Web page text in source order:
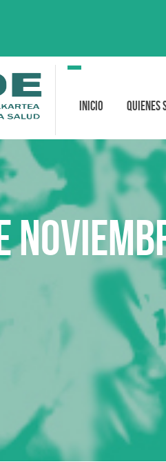
Toggle
Inicio Quienes